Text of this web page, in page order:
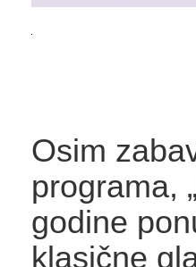
Osim
programa, „
godine
klasične